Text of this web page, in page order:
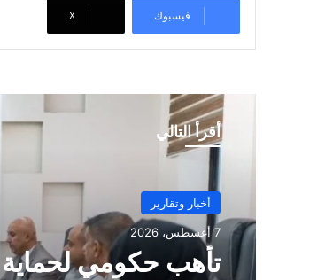
فيسبوك ‫X
أقرأ التالي
أخبار وتقارير
7 أغسطس، 2026
تأهب حكومي لحماية